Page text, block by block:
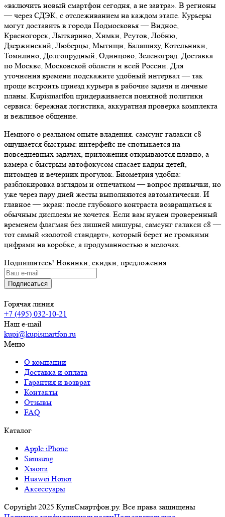
«включить новый смартфон сегодня, а не завтра». В регионы
— через СДЭК, с отслеживанием на каждом этапе. Курьеры
могут доставить в города Подмосковья — Видное,
Красногорск, Лыткарино, Химки, Реутов, Лобню,
Дзержинский, Люберцы, Мытищи, Балашиху, Котельники,
Томилино, Долгопрудный, Одинцово, Зеленоград. Доставка
по Москве, Московской области и всей России. Для
уточнения времени подскажите удобный интервал — так
проще встроить приезд курьера в рабочие задачи и личные
планы. Kupismartfon придерживается понятной политики
сервиса: бережная логистика, аккуратная проверка комплекта
и вежливое общение.
Немного о реальном опыте владения. самсунг галакси с8
ощущается быстрым: интерфейс не спотыкается на
повседневных задачах, приложения открываются плавно, а
камера с быстрым автофокусом спасает кадры детей,
питомцев и вечерних прогулок. Биометрия удобна:
разблокировка взглядом и отпечатком — вопрос привычки, но
уже через пару дней жесты выполняются автоматически. И
главное — экран: после глубокого контраста возвращаться к
обычным дисплеям не хочется. Если вам нужен проверенный
временем флагман без лишней мишуры, самсунг галакси с8 —
тот самый «золотой стандарт», который берет не громкими
цифрами на коробке, а продуманностью в мелочах.
Подпишитесь! Новинки, скидки, предложения
Горячая линия
+7 (495) 032-10-21
Наш e-mail
kupi@kupismartfon.ru
Меню
О компании
Доставка и оплата
Гарантия и возврат
Контакты
Отзывы
FAQ
Каталог
Apple iPhone
Samsung
Xiaomi
Huawei Honor
Аксессуары
Copyright 2025 КупиСмартфон.ру. Все права защищены